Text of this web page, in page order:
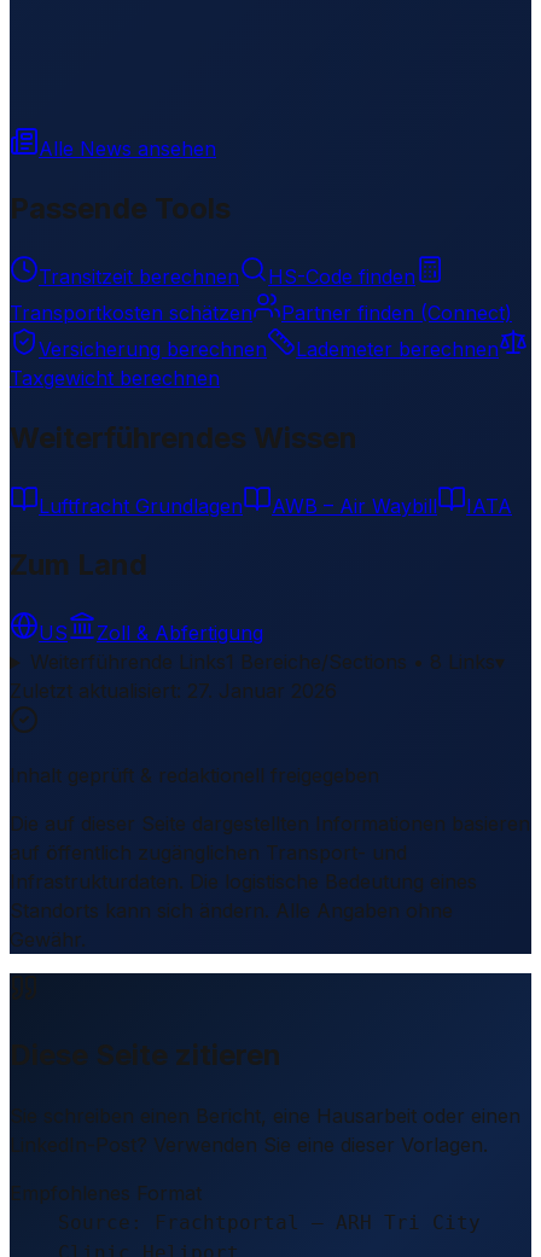
Alle News ansehen
Passende Tools
Transitzeit berechnen
HS-Code finden
Transportkosten schätzen
Partner finden (Connect)
Versicherung berechnen
Lademeter berechnen
Taxgewicht berechnen
Weiterführendes Wissen
Luftfracht Grundlagen AWB – Air Waybill IATA
Zum Land
US
Zoll & Abfertigung
Weiterführende Links1 Bereiche/Sections • 8 Links▾
Zuletzt aktualisiert: 27. Januar 2026
Inhalt geprüft & redaktionell freigegeben
Die auf dieser Seite dargestellten Informationen basieren
auf öffentlich zugänglichen Transport- und
Infrastrukturdaten. Die logistische Bedeutung eines
Standorts kann sich ändern. Alle Angaben ohne
Gewähr.
Diese Seite zitieren
Sie schreiben einen Bericht, eine Hausarbeit oder einen
LinkedIn-Post? Verwenden Sie eine dieser Vorlagen.
Empfohlenes Format
Source: Frachtportal – ARH Tri City